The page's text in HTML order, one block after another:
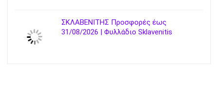
ΣΚΛΑΒΕΝΙΤΗΣ Προσφορές έως
31/08/2026 | Φυλλάδιο Sklavenitis